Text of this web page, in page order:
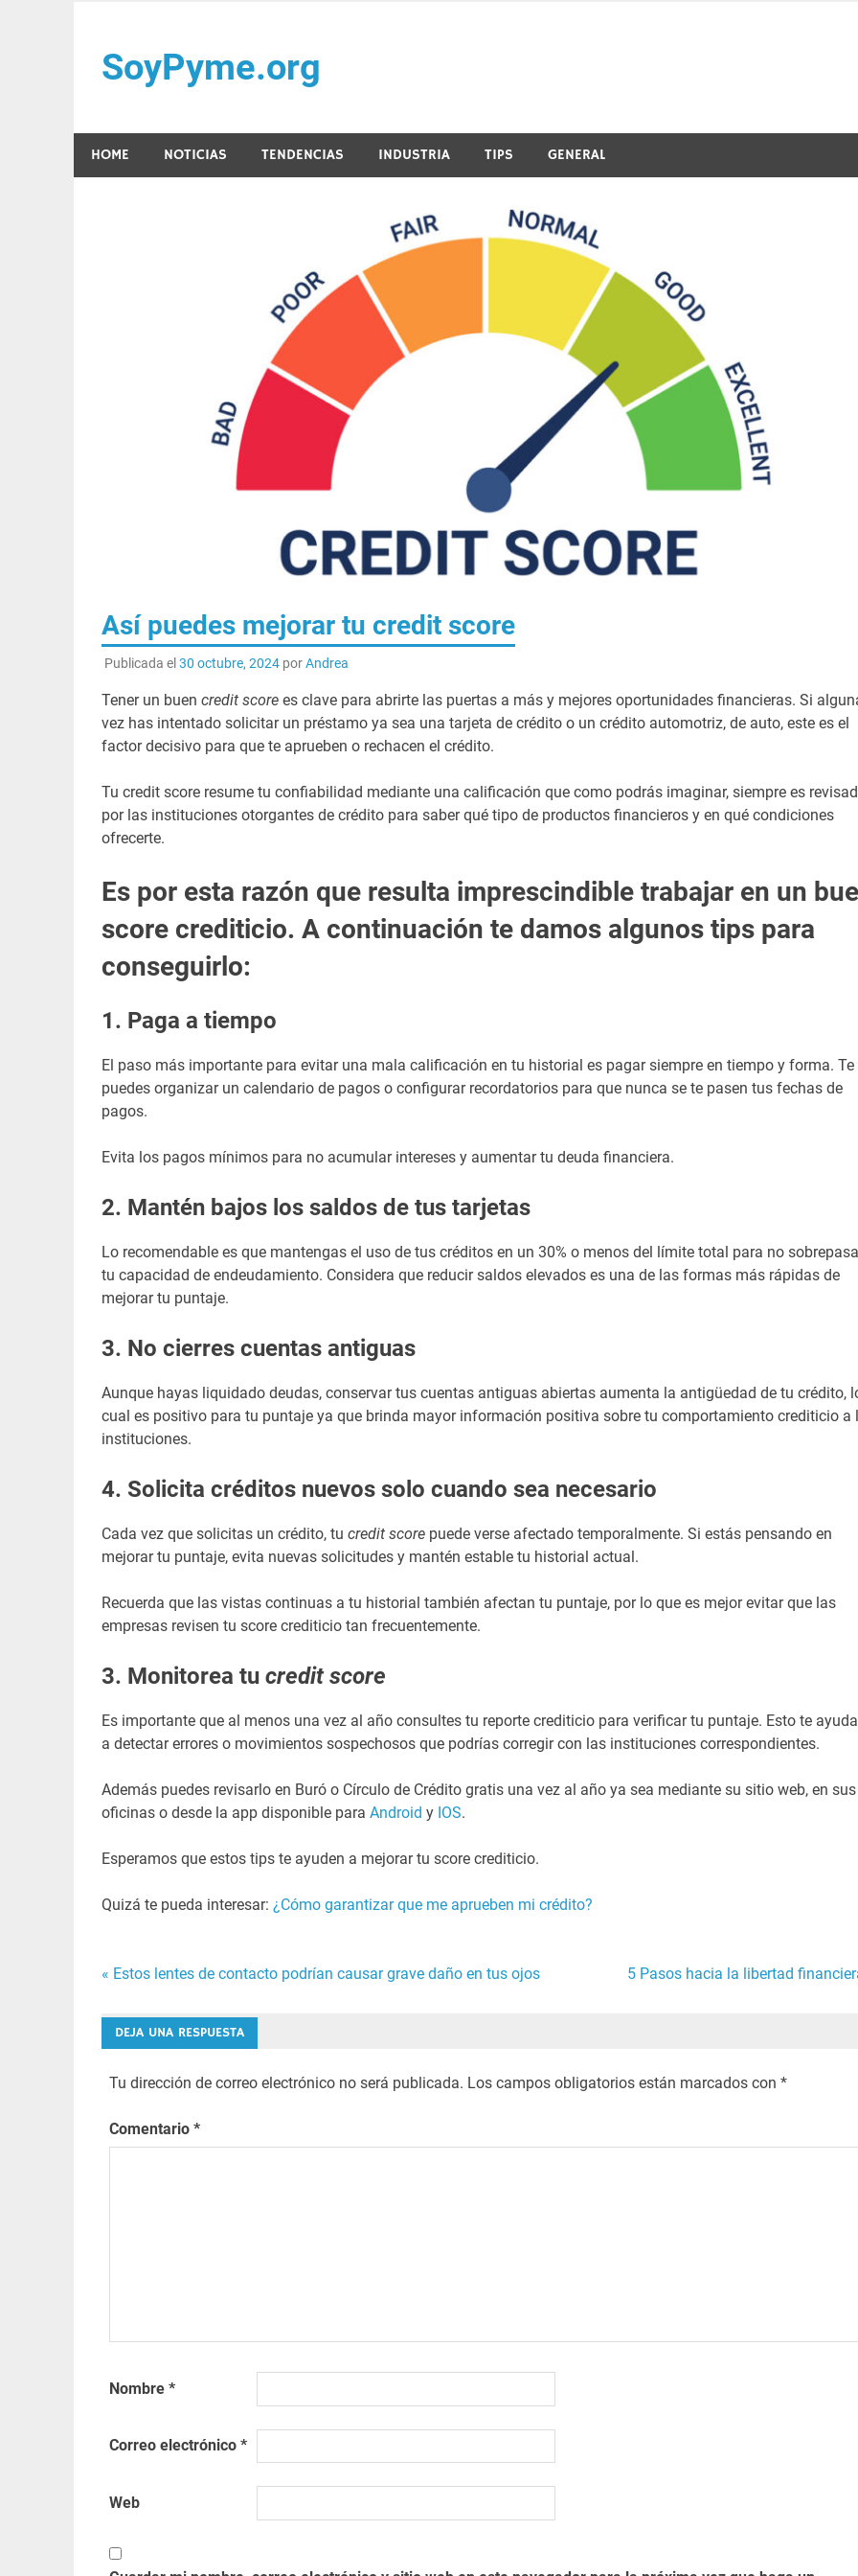
contenido
SoyPyme.org
HOME NOTICIAS TENDENCIAS INDUSTRIA TIPS GENERAL
Así puedes mejorar tu credit score
Publicada el 30 octubre, 2024porAndrea
Tener un buen credit scorees clave para abrirte las puertas a más y mejores oportunidades financieras. Si
vez has intentado solicitar un préstamo ya sea una tarjeta de crédito o un crédito automotriz, de auto, este es el
factor decisivo para que te aprueben o rechacen el crédito.
Tu credit score resume tu confiabilidad mediante una calificación que como podrás imaginar, siempre es
por las instituciones otorgantes de crédito para saber qué tipo de productos financieros y en qué condiciones
ofrecerte.
Es por esta razón que resulta imprescindible trabajar en un
score crediticio. A continuación te damos algunos tips para
conseguirlo:
1. Paga a tiempo
El paso más importante para evitar una mala calificación en tu historial es pagar siempre en tiempo y forma. Te
puedes organizar un calendario de pagos o configurar recordatorios para que nunca se te pasen tus fechas de
pagos.
Evita los pagos mínimos para no acumular intereses y aumentar tu deuda financiera.
2. Mantén bajos los saldos de tus tarjetas
Lo recomendable es que mantengas el uso de tus créditos en un 30% o menos del límite total para no
tu capacidad de endeudamiento. Considera que reducir saldos elevados es una de las formas más rápidas de
mejorar tu puntaje.
3. No cierres cuentas antiguas
Aunque hayas liquidado deudas, conservar tus cuentas antiguas abiertas aumenta la antigüedad de tu crédito,
cual es positivo para tu puntaje ya que brinda mayor información positiva sobre tu comportamiento crediticio a
instituciones.
4. Solicita créditos nuevos solo cuando sea necesario
Cada vez que solicitas un crédito, tu credit scorepuede verse afectado temporalmente. Si estás pensando en
mejorar tu puntaje, evita nuevas solicitudes y mantén estable tu historial actual.
Recuerda que las vistas continuas a tu historial también afectan tu puntaje, por lo que es mejor evitar que las
empresas revisen tu score crediticio tan frecuentemente.
3. Monitorea tu credit score
Es importante que al menos una vez al año consultes tu reporte crediticio para verificar tu puntaje. Esto te
a detectar errores o movimientos sospechosos que podrías corregir con las instituciones correspondientes.
Además puedes revisarlo en Buró o Círculo de Crédito gratis una vez al año ya sea mediante su sitio web, en sus
oficinas o desde la app disponible para Android y IOS.
Esperamos que estos tips te ayuden a mejorar tu score crediticio.
Quizá te pueda interesar: ¿Cómo garantizar que me aprueben mi crédito?
de
entradas
« Estos lentes de contacto podrían causar grave daño en tus ojos 5 Pasos hacia la libertad
DEJA UNA RESPUESTA
Tu dirección de correo electrónico no será publicada. Los campos obligatorios están marcados con *
Comentario *
Nombre *
Correo electrónico *
Web